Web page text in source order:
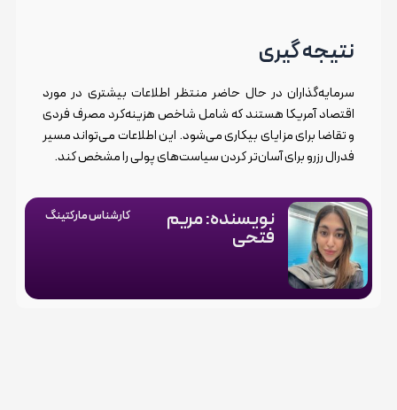
نتیجه گیری
سرمایه‌گذاران در حال حاضر منتظر اطلاعات بیشتری در مورد
اقتصاد آمریکا هستند که شامل شاخص هزینه‌کرد مصرف فردی
و تقاضا برای مزایای بیکاری می‌شود. این اطلاعات می‌تواند مسیر
فدرال رزرو برای آسان‌تر کردن سیاست‌های پولی را مشخص کند.
نویسنده: مریم
فتحی
کارشناس مارکتینگ